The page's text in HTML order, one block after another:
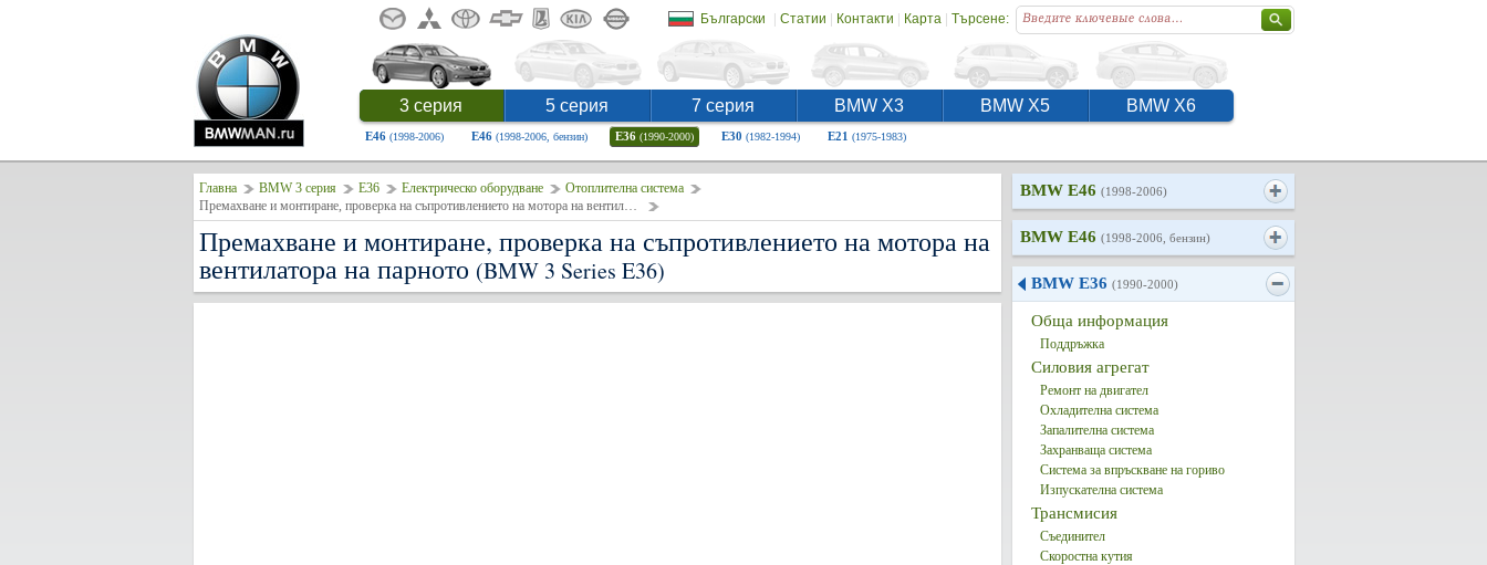
Български | Статии | Контакти | Карта| Търсене:
3 серия 5 серия 7 серия BMW X3 BMW X5 BMW X6
E46 (1998-2006) E46 (1998-2006, бензин) E36 (1990-2000) E30 (1982-1994) E21 (1975-1983)
Главна BMW 3 серия E36 Електрическо оборудване
Отоплителна система
Премахване и монтиране, проверка на съпротивлението на мотора на вентилатора на парното
Премахване и монтиране, проверка на съпротивлението на мотора на
вентилатора на парното (BMW 3 Series E36)
BMW E46 (1998-2006)
BMW E46 (1998-2006, бензин)
BMW E36 (1990-2000)
Обща информация
Поддръжка
Силовия агрегат
Ремонт на двигател
Охладителна система
Запалителна система
Захранваща система
Система за впръскване на гориво
Изпускателна система
Трансмисия
Съединител
Скоростна кутия